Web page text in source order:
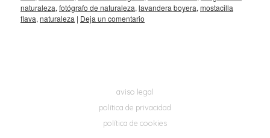
naturaleza, fotógrafo de naturaleza, lavandera boyera, mostacilla
flava, naturaleza | Deja un comentario
aviso legal
política de privacidad
política de cookies